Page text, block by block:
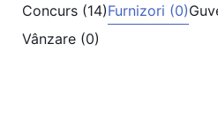
Concurs (14)Furnizori (0)
Vânzare (0)